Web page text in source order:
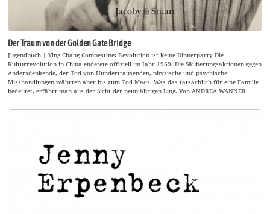
Der Traum von der Golden Gate Bridge
Jugendbuch | Ying Chang Compestine: Revolution ist keine Dinnerparty Die
Kulturrevolution in China endetete offiziell im Jahr 1969. Die Säuberungsaktionen gegen
Andersdenkende, der Tod von Hunderttausenden, physische und psychische
Misshandlungen währten aber bis zum Tod Maos. Was das tatsächlich für eine Familie
bedeutet, erfährt man aus der Sicht der neunjährigen Ling. Von ANDREA WANNER